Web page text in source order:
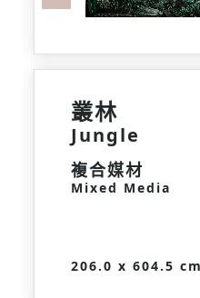
Previous
叢林
Jungle
複合媒材
Mixed Media
206.0 x 604.5 cm